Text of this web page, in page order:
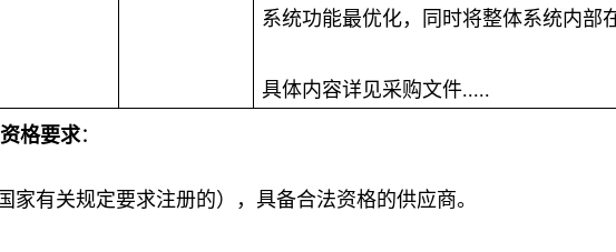
系统功能最优化，同时将整体系统内部
具体内容详见采购文件.....
格要求：
家有关规定要求注册的），具备合法资格的供应商。